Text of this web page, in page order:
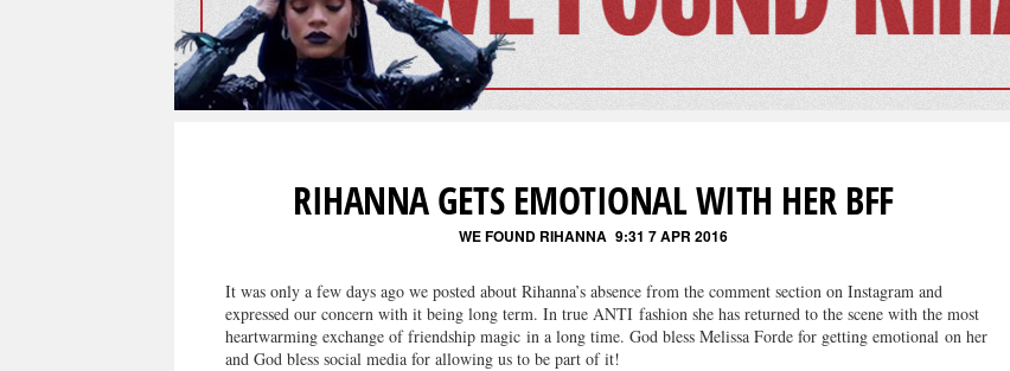
RIHANNA GETS EMOTIONAL WITH HER BFF
WE FOUND RIHANNA 9:31 7 APR 2016
It was only a few days ago we posted about Rihanna’s absence from the comment section on Instagram and
expressed our concern with it being long term. In true ANTI fashion she has returned to the scene with the most
heartwarming exchange of friendship magic in a long time. God bless Melissa Forde for getting emotional on her
and God bless social media for allowing us to be part of it!